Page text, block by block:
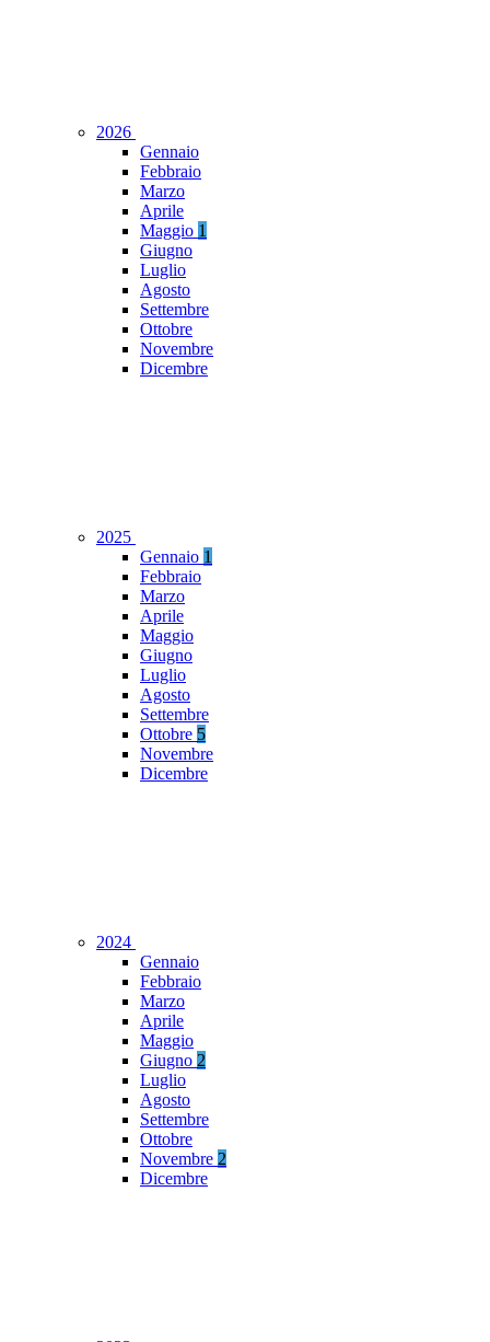
2026
Gennaio
Febbraio
Marzo
Aprile
Maggio 1
Giugno
Luglio
Agosto
Settembre
Ottobre
Novembre
Dicembre
2025
Gennaio 1
Febbraio
Marzo
Aprile
Maggio
Giugno
Luglio
Agosto
Settembre
Ottobre 5
Novembre
Dicembre
2024
Gennaio
Febbraio
Marzo
Aprile
Maggio
Giugno 2
Luglio
Agosto
Settembre
Ottobre
Novembre 2
Dicembre